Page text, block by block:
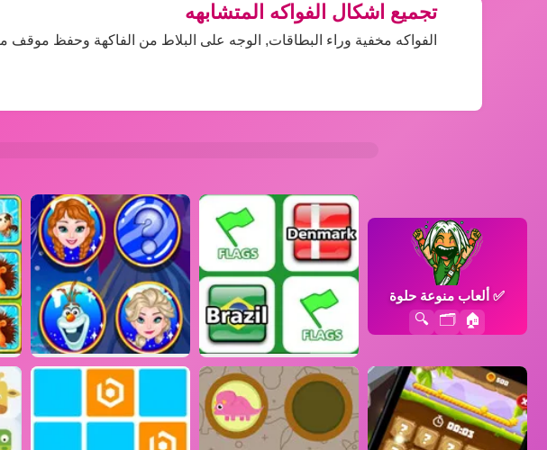
تجميع اشكال الفواكه المتشابهه
الفواكه مخفية وراء البطاقات, الوجه على البلاط من الفاكهة وحفظ موقف
✅ألعاب منوعة حلوة
🏠
🗂️
🔍